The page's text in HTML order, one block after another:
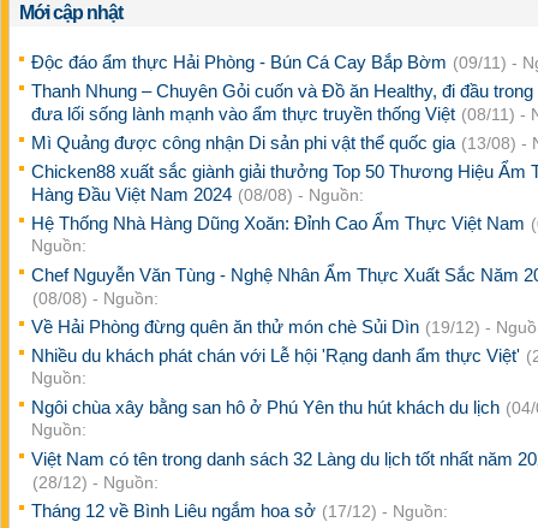
Mới cập nhật
Độc đáo ẩm thực Hải Phòng - Bún Cá Cay Bắp Bờm (09/11) -
Thanh Nhung – Chuyên Gỏi cuốn và Đồ ăn Healthy, đi đầu trong
đưa lối sống lành mạnh vào ẩm thực truyền thống Việt (08/11) -
Mì Quảng được công nhận Di sản phi vật thể quốc gia (13/08) -
Chicken88 xuất sắc giành giải thưởng Top 50 Thương Hiệu Ẩm
Hàng Đầu Việt Nam 2024 (08/08) - Nguồn:
Hệ Thống Nhà Hàng Dũng Xoăn: Đỉnh Cao Ẩm Thực Việt Nam
Nguồn:
Chef Nguyễn Văn Tùng - Nghệ Nhân Ẩm Thực Xuất Sắc Năm
(08/08) - Nguồn:
Về Hải Phòng đừng quên ăn thử món chè Sủi Dìn (19/12) -
Nhiều du khách phát chán với Lễ hội 'Rạng danh ẩm thực Việt'
Nguồn:
Ngôi chùa xây bằng san hô ở Phú Yên thu hút khách du lịch
Nguồn:
Việt Nam có tên trong danh sách 32 Làng du lịch tốt nhất năm
(28/12) - Nguồn:
Tháng 12 về Bình Liêu ngắm hoa sở (17/12) - Nguồn: